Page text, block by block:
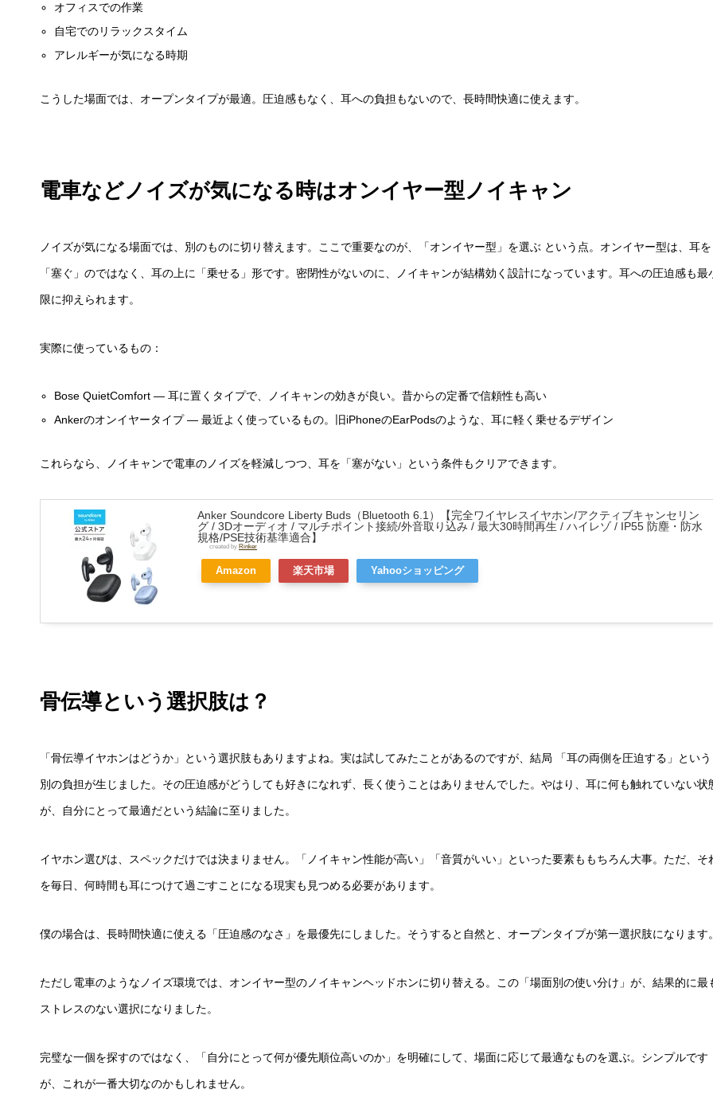
オフィスでの作業
自宅でのリラックスタイム
アレルギーが気になる時期
こうした場面では、オープンタイプが最適。圧迫感もなく、耳への負担もないので、長時間快適に使えます。
電車などノイズが気になる時はオンイヤー型ノイキャン
ノイズが気になる場面では、別のものに切り替えます。ここで重要なのが、「オンイヤー型」を選ぶ という点。オンイヤー型は、耳を
「塞ぐ」のではなく、耳の上に「乗せる」形です。密閉性がないのに、ノイキャンが結構効く設計になっています。耳への圧迫感も最
限に抑えられます。
実際に使っているもの：
Bose QuietComfort — 耳に置くタイプで、ノイキャンの効きが良い。昔からの定番で信頼性も高い
Ankerのオンイヤータイプ — 最近よく使っているもの。旧iPhoneのEarPodsのような、耳に軽く乗せるデザイン
これらなら、ノイキャンで電車のノイズを軽減しつつ、耳を「塞がない」という条件もクリアできます。
Anker Soundcore Liberty Buds（Bluetooth 6.1）【完全ワイヤレスイヤホン/アクティブキャンセリン
グ / 3Dオーディオ / マルチポイント接続/外音取り込み / 最大30時間再生 / ハイレゾ / IP55 防塵・防水
規格/PSE技術基準適合】
created by Rinker
Amazon 楽天市場 Yahooショッピング
骨伝導という選択肢は？
「骨伝導イヤホンはどうか」という選択肢もありますよね。実は試してみたことがあるのですが、結局 「耳の両側を圧迫する」という
別の負担が生じました。その圧迫感がどうしても好きになれず、長く使うことはありませんでした。やはり、耳に何も触れていない状
が、自分にとって最適だという結論に至りました。
イヤホン選びは、スペックだけでは決まりません。「ノイキャン性能が高い」「音質がいい」といった要素ももちろん大事。ただ、そ
を毎日、何時間も耳につけて過ごすことになる現実も見つめる必要があります。
僕の場合は、長時間快適に使える「圧迫感のなさ」を最優先にしました。そうすると自然と、オープンタイプが第一選択肢になります。
ただし電車のようなノイズ環境では、オンイヤー型のノイキャンヘッドホンに切り替える。この「場面別の使い分け」が、結果的に最
ストレスのない選択になりました。
完璧な一個を探すのではなく、「自分にとって何が優先順位高いのか」を明確にして、場面に応じて最適なものを選ぶ。シンプルです
が、これが一番大切なのかもしれません。